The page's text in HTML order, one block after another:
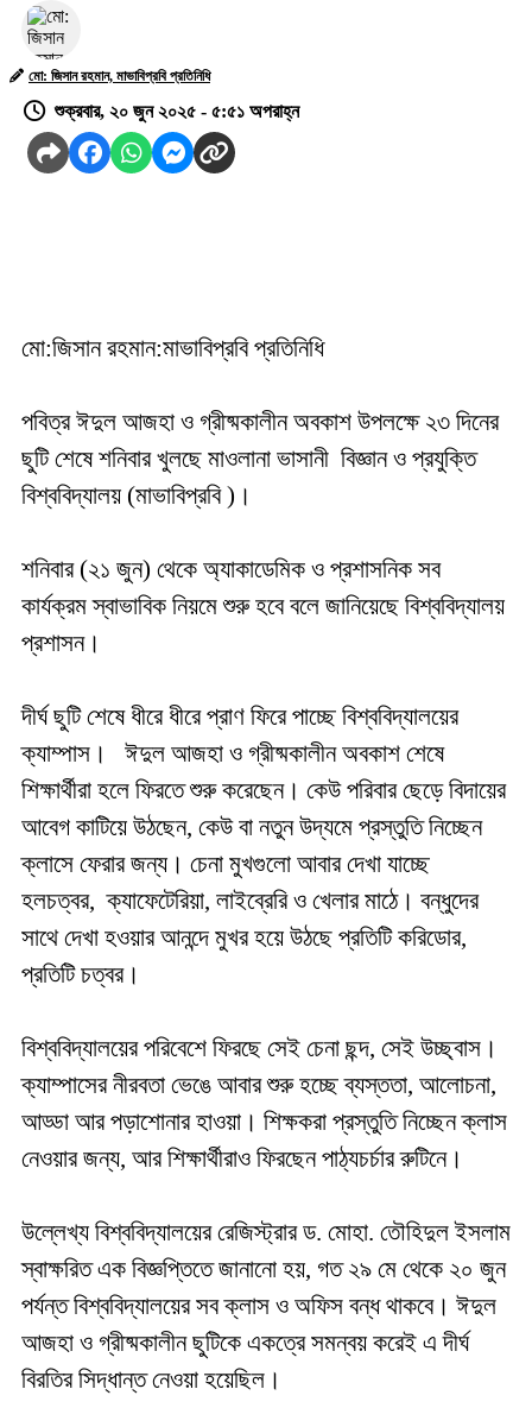
মো: জিসান রহমান, মাভাবিপ্রবি প্রতিনিধি
শুক্রবার, ২০ জুন ২০২৫ - ৫:৫১ অপরাহ্ন
মো:জিসান রহমান:‎মাভাবিপ্রবি প্রতিনিধি
‎পবিত্র ঈদুল আজহা ও গ্রীষ্মকালীন অবকাশ উপলক্ষে ২৩ দিনের
ছুটি শেষে শনিবার খুলছে মাওলানা ভাসানী বিজ্ঞান ও প্রযুক্তি
বিশ্ববিদ্যালয় (মাভাবিপ্রবি )।
‎শনিবার (২১ জুন) থেকে অ্যাকাডেমিক ও প্রশাসনিক সব
কার্যক্রম স্বাভাবিক নিয়মে শুরু হবে বলে জানিয়েছে বিশ্ববিদ্যালয়
প্রশাসন।
‎দীর্ঘ ছুটি শেষে ধীরে ধীরে প্রাণ ফিরে পাচ্ছে বিশ্ববিদ্যালয়ের
ক্যাম্পাস। ঈদুল আজহা ও গ্রীষ্মকালীন অবকাশ শেষে
শিক্ষার্থীরা হলে ফিরতে শুরু করেছেন। কেউ পরিবার ছেড়ে বিদায়ের
আবেগ কাটিয়ে উঠছেন, কেউ বা নতুন উদ্যমে প্রস্তুতি নিচ্ছেন
ক্লাসে ফেরার জন্য। চেনা মুখগুলো আবার দেখা যাচ্ছে
হলচত্বর, ক্যাফেটেরিয়া, লাইব্রেরি ও খেলার মাঠে। বন্ধুদের
সাথে দেখা হওয়ার আনন্দে মুখর হয়ে উঠছে প্রতিটি করিডোর,
প্রতিটি চত্বর।
‎বিশ্ববিদ্যালয়ের পরিবেশে ফিরছে সেই চেনা ছন্দ, সেই উচ্ছ্বাস।
ক্যাম্পাসের নীরবতা ভেঙে আবার শুরু হচ্ছে ব্যস্ততা, আলোচনা,
আড্ডা আর পড়াশোনার হাওয়া। শিক্ষকরা প্রস্তুতি নিচ্ছেন ক্লাস
নেওয়ার জন্য, আর শিক্ষার্থীরাও ফিরছেন পাঠ্যচর্চার রুটিনে।
‎উল্লেখ্য বিশ্ববিদ্যালয়ের রেজিস্ট্রার ড. মোহা. তৌহিদুল ইসলাম
স্বাক্ষরিত এক বিজ্ঞপ্তিতে জানানো হয়, গত ২৯ মে থেকে ২০ জুন
পর্যন্ত বিশ্ববিদ্যালয়ের সব ক্লাস ও অফিস বন্ধ থাকবে। ঈদুল
আজহা ও গ্রীষ্মকালীন ছুটিকে একত্রে সমন্বয় করেই এ দীর্ঘ
বিরতির সিদ্ধান্ত নেওয়া হয়েছিল।